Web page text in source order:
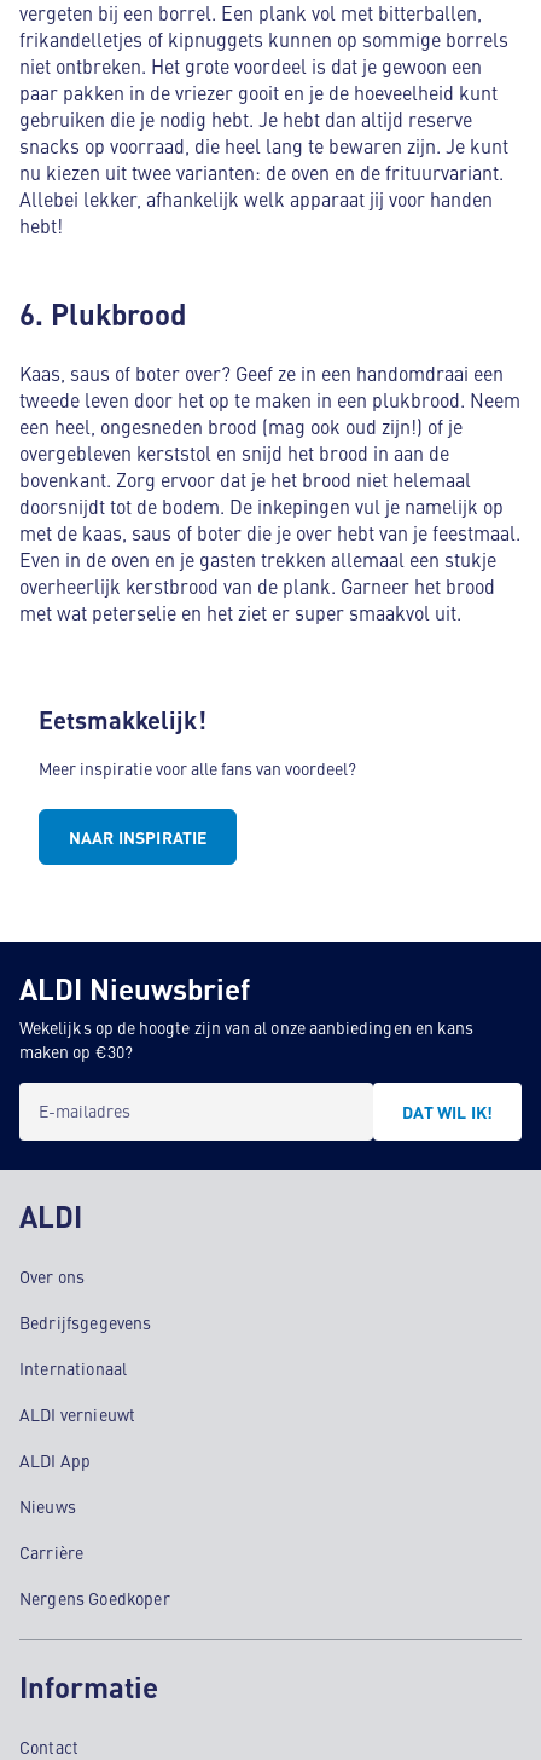
vergeten bij een borrel. Een plank vol met bitterballen,
frikandelletjes of kipnuggets kunnen op sommige borrels
niet ontbreken. Het grote voordeel is dat je gewoon een
paar pakken in de vriezer gooit en je de hoeveelheid kunt
gebruiken die je nodig hebt. Je hebt dan altijd reserve
snacks op voorraad, die heel lang te bewaren zijn. Je kunt
nu kiezen uit twee varianten: de oven en de frituurvariant.
Allebei lekker, afhankelijk welk apparaat jij voor handen
hebt!
6. Plukbrood
Kaas, saus of boter over? Geef ze in een handomdraai een
tweede leven door het op te maken in een plukbrood. Neem
een heel, ongesneden brood (mag ook oud zijn!) of je
overgebleven kerststol en snijd het brood in aan de
bovenkant. Zorg ervoor dat je het brood niet helemaal
doorsnijdt tot de bodem. De inkepingen vul je namelijk op
met de kaas, saus of boter die je over hebt van je feestmaal.
Even in de oven en je gasten trekken allemaal een stukje
overheerlijk kerstbrood van de plank. Garneer het brood
met wat peterselie en het ziet er super smaakvol uit.
Eetsmakkelijk!
Meer inspiratie voor alle fans van voordeel?
NAAR INSPIRATIE
ALDI Nieuwsbrief
Wekelijks op de hoogte zijn van al onze aanbiedingen en kans
maken op €30?
E-mailadres DAT WIL IK!
ALDI
Over ons
Bedrijfsgegevens
Internationaal
ALDI vernieuwt
ALDI App
Nieuws
Carrière
Nergens Goedkoper
Informatie
Contact